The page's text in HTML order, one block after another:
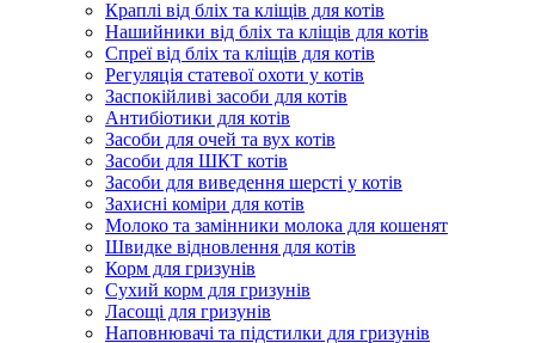
Краплі від бліх та кліщів для котів
Нашийники від бліх та кліщів для котів
Спреї від бліх та кліщів для котів
Регуляція статевої охоти у котів
Заспокійливі засоби для котів
Антибіотики для котів
Засоби для очей та вух котів
Засоби для ШКТ котів
Засоби для виведення шерсті у котів
Захисні коміри для котів
Молоко та замінники молока для кошенят
Швидке відновлення для котів
Корм для гризунів
Сухий корм для гризунів
Ласощі для гризунів
Наповнювачі та підстилки для гризунів